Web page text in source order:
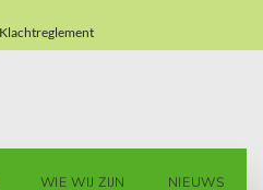
Klachtreglement
WIE WIJ ZIJN NIEUWS